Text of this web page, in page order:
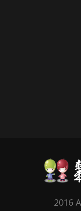
2016